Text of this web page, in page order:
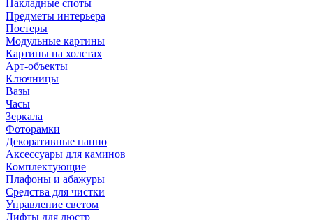
Накладные споты
Предметы интерьера
Постеры
Модульные картины
Картины на холстах
Арт-объекты
Ключницы
Вазы
Часы
Зеркала
Фоторамки
Декоративные панно
Аксессуары для каминов
Комплектующие
Плафоны и абажуры
Средства для чистки
Управление светом
Лифты для люстр